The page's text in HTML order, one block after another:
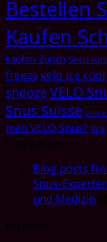
Bestellen
Kaufen
kaufen Zürich Snus
freeze velo ice cool
snooze VELO
Snus Suisse velo
man VELO Snus? Wo
Blog posts
Snus-
und Medizin